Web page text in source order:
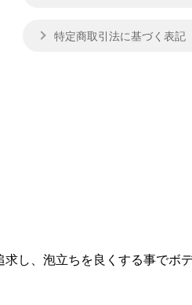
特定商取引法に基づく表記
し、泡立ちを良くする事でボ